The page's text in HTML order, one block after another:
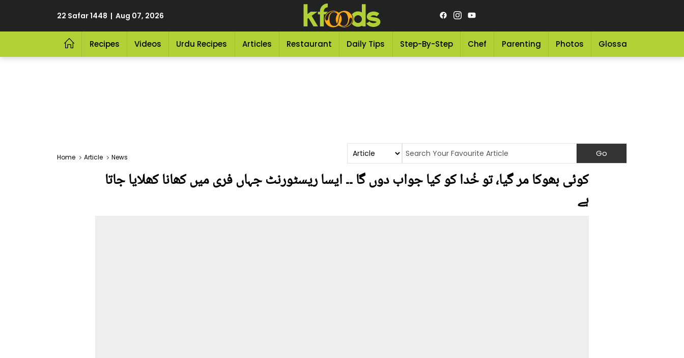
22 Safar 1448 | Aug 07, 2026
Recipes Videos Urdu Recipes Articles Restaurant Daily Tips Step-By-Step Chef Parenting Photos Glossary
Home Article News
کوئی بھوکا مر گیا، تو خُدا کو کیا جواب دوں گا ۔۔ ایسا ریسٹورنٹ جہاں فری میں کھانا کھلایا جاتا
ہے